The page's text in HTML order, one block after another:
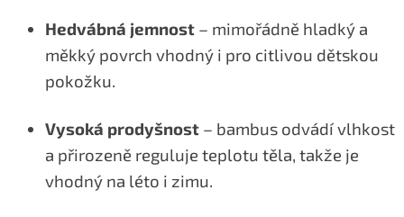
Hedvábná jemnost – mimořádně hladký a
měkký povrch vhodný i pro citlivou dětskou
pokožku.
Vysoká prodyšnost – bambus odvádí vlhkost
a přirozeně reguluje teplotu těla, takže je
vhodný na léto i zimu.